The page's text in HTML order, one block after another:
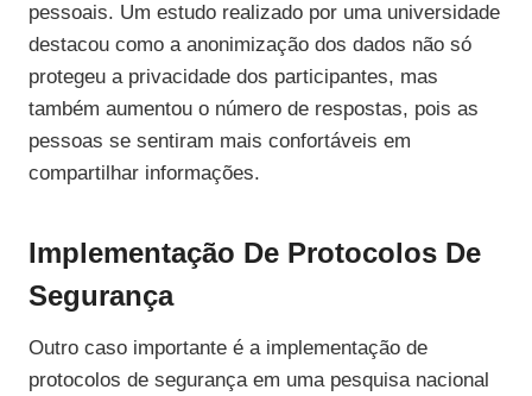
pessoais. Um estudo realizado por uma universidade
destacou como a anonimização dos dados não só
protegeu a privacidade dos participantes, mas
também aumentou o número de respostas, pois as
pessoas se sentiram mais confortáveis em
compartilhar informações.
Implementação De Protocolos De
Segurança
Outro caso importante é a implementação de
protocolos de segurança em uma pesquisa nacional